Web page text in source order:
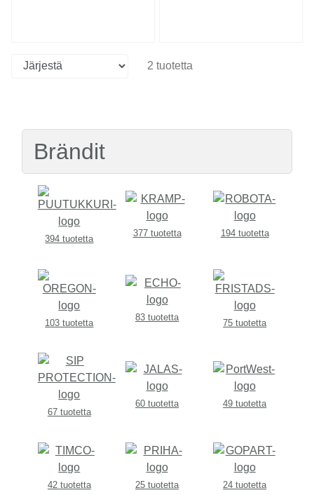
2 tuotetta
Brändit
394 tuotetta
377 tuotetta 194 tuotetta
103 tuotetta
83 tuotetta
75 tuotetta
67 tuotetta
60 tuotetta 49 tuotetta
42 tuotetta 25 tuotetta 24 tuotetta